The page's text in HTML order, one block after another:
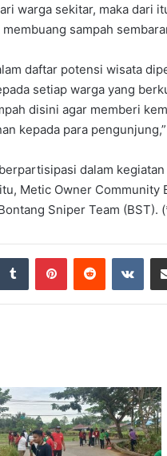
warga sekitar, maka dari
sampah
daftar potensi wisata
setiap warga yang
disini agar memberi
kepada para
dalam
Metic Owner Community
Sniper Team (BST).
Tumblr PinterestReddit